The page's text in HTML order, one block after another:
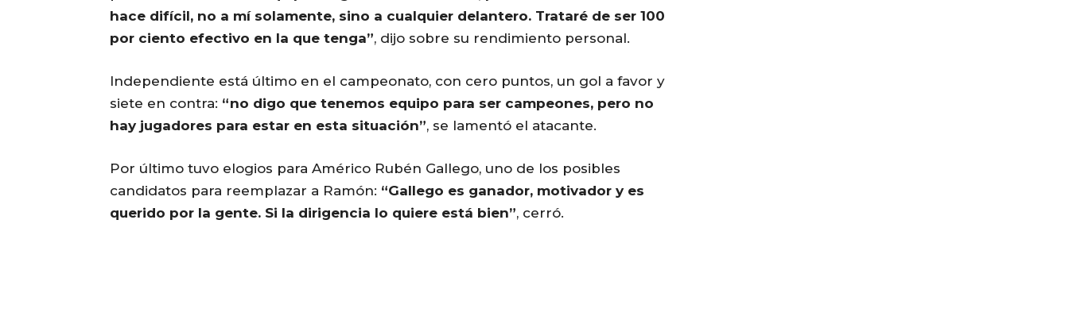
hace difícil, no a mí solamente, sino a cualquier delantero. Trataré de ser 100
por ciento efectivo en la que tenga”, dijo sobre su rendimiento personal.
Independiente está último en el campeonato, con cero puntos, un gol a favor y
siete en contra: “no digo que tenemos equipo para ser campeones, pero no
hay jugadores para estar en esta situación”, se lamentó el atacante.
Por último tuvo elogios para Américo Rubén Gallego, uno de los posibles
candidatos para reemplazar a Ramón: “Gallego es ganador, motivador y es
querido por la gente. Si la dirigencia lo quiere está bien”, cerró.